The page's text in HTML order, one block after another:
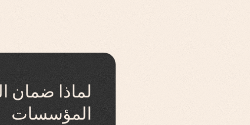
لماذا ضمان
المؤسسات